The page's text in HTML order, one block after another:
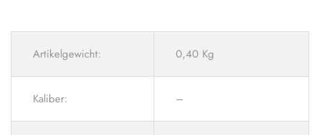
Artikelgewicht: 0,40 Kg
Kaliber: –